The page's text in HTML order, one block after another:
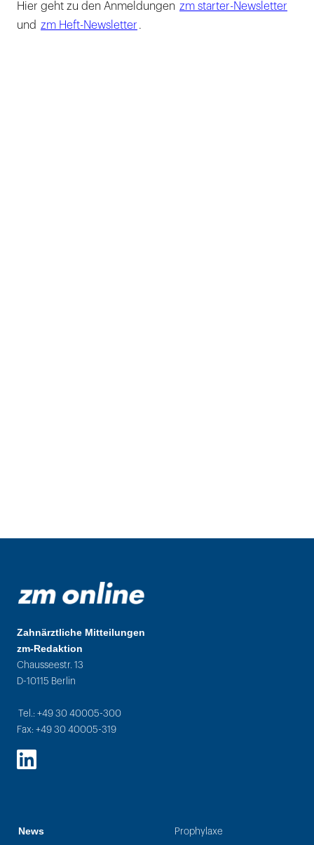
Hier geht zu den Anmeldungen zm starter-Newsletter
und zm Heft-Newsletter .
Zahnärztliche Mitteilungen
zm-Redaktion
Chausseestr. 13
D-10115 Berlin
Tel.: +49 30 40005-300
Fax: +49 30 40005-319
LinkedIn
News Prophylaxe